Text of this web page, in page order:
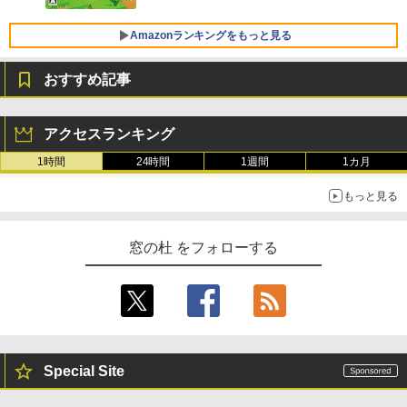
Core i5/16GB/SSD 512GB/ホワイト) FM
VWK3E15W_AZ
Amazonランキングをもっと見る
￥1,766
出す プロンプトの言葉 AI画像生成シリー
ズ (はぴーイラストLabo)
￥480
非エンジニア 初心者 素人 でも安心 使い
方 マニュアル AI副業にもコンテンツ作成
にもKindle出版にも！ 非エンジニアのた
ンチディスプレイ、色調調節ライト、12
週間持続バッテリー、広告なし、ブラッ
ク
Amazon Kindle - 目に優しい、かさばら
ない、大きな画面で読みやすい、6週間持
書籍リーダー、ブラック、16GB、広告な
Kindle Paperwhite シグニチャーエディ
おすすめ記事
アクセスランキング
1時間 24時間 1週間 1カ月
もっと見る
窓の杜 をフォローする
Special Site